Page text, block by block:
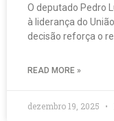
O deputado Pedro
à liderança do
decisão reforça o
READ MORE »
dezembro 19, 2025